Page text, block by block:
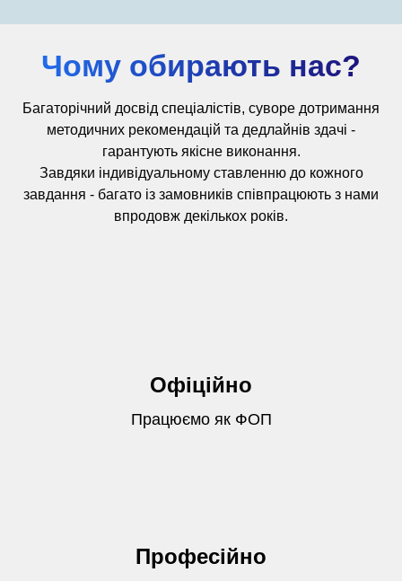
Чому обирають нас?
Багаторічний досвід спеціалістів, суворе дотримання
методичних рекомендацій та дедлайнів здачі -
гарантують якісне виконання.
Завдяки індивідуальному ставленню до кожного
завдання - багато із замовників співпрацюють з нами
впродовж декількох років.
Офіційно
Працюємо як ФОП
Професійно